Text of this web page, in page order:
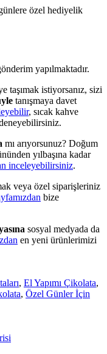
özel hediyelik
yapılmaktadır.
taşımak istiyorsanız, sizi
tanışmaya davet
, sıcak kahve
mı arıyorsunuz? Doğum
yılbaşına kadar
inceleyebilirsiniz.
veya özel siparişleriniz
bize
sosyal medyada da
en yeni ürünlerimizi
, El Yapımı Çikolata,
, Özel Günler İçin